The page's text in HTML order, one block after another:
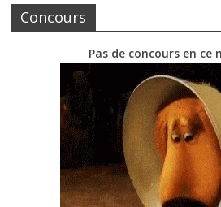
Concours
Pas de concours en